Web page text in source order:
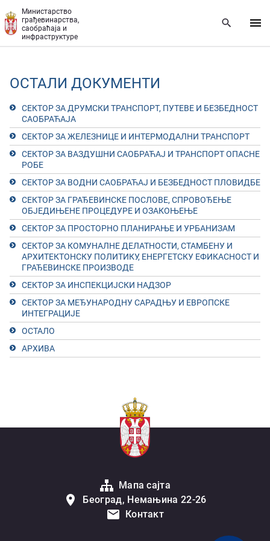
Министарство
грађевинарства,
саобраћаја и
инфраструктуре
ОСТАЛИ ДОКУМЕНТИ
СЕКТОР ЗА ДРУМСКИ ТРАНСПОРТ, ПУТЕВЕ И БЕЗБЕДНОСТ
САОБРАЋАЈА
СЕКТОР ЗА ЖЕЛЕЗНИЦЕ И ИНТЕРМОДАЛНИ ТРАНСПОРТ
СЕКТОР ЗА ВАЗДУШНИ САОБРАЋАЈ И ТРАНСПОРТ ОПАСНЕ
РОБЕ
СЕКТОР ЗА ВОДНИ САОБРАЋАЈ И БЕЗБЕДНОСТ ПЛОВИДБЕ
СЕКТОР ЗА ГРАЂЕВИНСКЕ ПОСЛОВЕ, СПРОВОЂЕЊЕ
ОБЈЕДИЊЕНЕ ПРОЦЕДУРЕ И ОЗАКОЊЕЊЕ
СЕКТОР ЗА ПРОСТОРНО ПЛАНИРАЊЕ И УРБАНИЗАМ
СЕКТОР ЗА КОМУНАЛНЕ ДЕЛАТНОСТИ, СТАМБЕНУ И
АРХИТЕКТОНСКУ ПОЛИТИКУ, ЕНЕРГЕТСКУ ЕФИКАСНОСТ И
ГРАЂЕВИНСКЕ ПРОИЗВОДЕ
СЕКТОР ЗА ИНСПЕКЦИЈСКИ НАДЗОР
СЕКТОР ЗА МЕЂУНАРОДНУ САРАДЊУ И ЕВРОПСКЕ
ИНТЕГРАЦИЈЕ
ОСТАЛО
АРХИВА
Мапа сајта
Београд, Немањина 22-26
Контакт